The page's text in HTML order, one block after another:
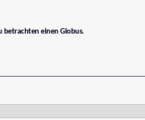
betrachten einen Globus.